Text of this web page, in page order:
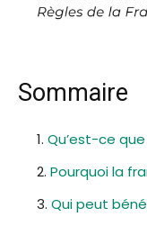
Sommaire
Qu’est-ce
Pourquoi la
Qui peut